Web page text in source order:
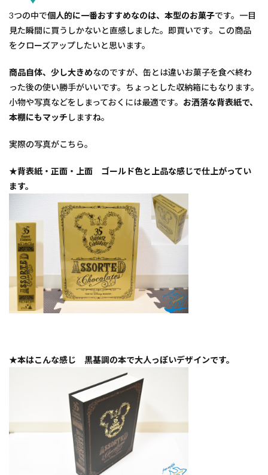
3つの中で個人的に一番おすすめなのは、本型のお菓子です。一目
見た瞬間に買うしかないと直感しました。即買いです。この商品
をクローズアップしたいと思います。
商品自体、少し大きめなのですが、缶とは違いお菓子を食べ終わ
った後の使い勝手がいいです。ちょっとした収納箱にもなります。
小物や写真などをしまっておくには最適です。 お洒落な背表紙で、
本棚にもマッチ しますね。
実際の写真がこちら。
★背表紙・正面・上面 ゴールド色と上品な感じで仕上がってい
ます。
★本はこんな感じ 黒基調の本で大人っぽいデザインです。